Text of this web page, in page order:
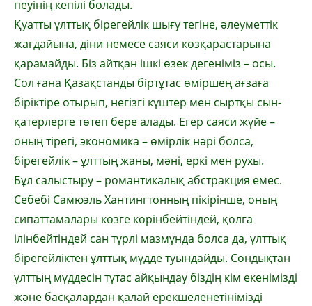
пеуінің кепілі болады.
Қуатты ұлттық бірегейлік шығу тегіне, әлеу­меттік
жағдайына, діни немесе саяси көз­қарастарына
қарамайды. Біз айтқан ішкі өзек дегеніміз – осы.
Сол ғана Қазақ­станды біртұтас өміршең ағзаға
біріктіре отырып, негізгі күштер мен сыртқы сын-
қатерлерге төтеп бере алады. Егер саяси жүйе –
оның тірегі, экономика – өмірлік нәрі болса,
бірегейлік – ұлттың жаны, мәні, еркі мен рухы.
Бұл салыстыру – романтикалық абст­рак­ция емес.
Себебі Самюэль Хантингтон­ның пікірінше, оның
сипаттамалары көзге көрінбейтіндей, қолға
ілінбейтіндей сан түрлі мазмұнда болса да, ұлттық
бірегей­лік­тен ұлттық мүдде туындайды. Сондық­тан
ұлттың мүддесін тұтас айқындау біздің кім екенімізді
және басқалардан қалай ерекшеленетінімізді